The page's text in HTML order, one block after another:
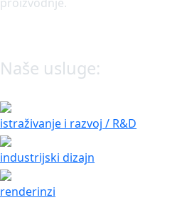
Naše usluge:
istraživanje i razvoj / R&D
industrijski dizajn
renderinzi